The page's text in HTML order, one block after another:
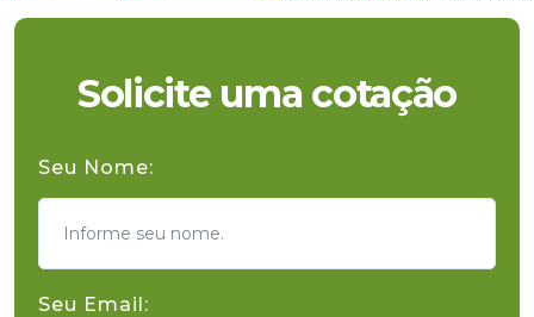
Solicite uma cotação
Seu Nome:
Seu Email: